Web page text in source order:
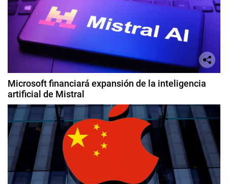
Microsoft financiará expansión de la inteligencia
artificial de Mistral